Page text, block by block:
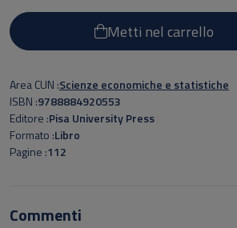
Metti nel carrello
Area CUN Scienze economiche e statistiche
ISBN 9788884920553
Editore Pisa University Press
Formato Libro
Pagine 112
Commenti